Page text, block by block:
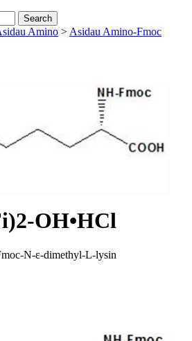
Amino > Asidau Amino-Fmoc
OH•HCl
N-ε-dimethyl-L-lysin